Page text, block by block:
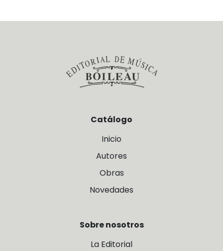
Catálogo
Inicio
Autores
Obras
Novedades
Sobre nosotros
La Editorial